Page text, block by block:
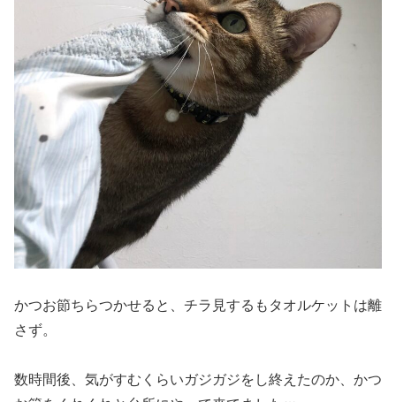
かつお節ちらつかせると、チラ見するもタオルケットは離
さず。
数時間後、気がすむくらいガジガジをし終えたのか、かつ